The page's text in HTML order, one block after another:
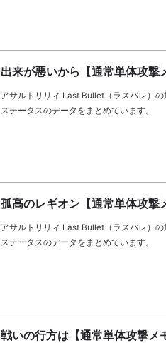
出来が悪いから【通常単体攻撃
アサルトリリィ Last Bullet（ラスバレ）
ステータスのデータをまとめています。
孤高のレギオン【通常単体攻撃
アサルトリリィ Last Bullet（ラスバレ）
ステータスのデータをまとめています。
戦いの行方は【通常単体攻撃メ